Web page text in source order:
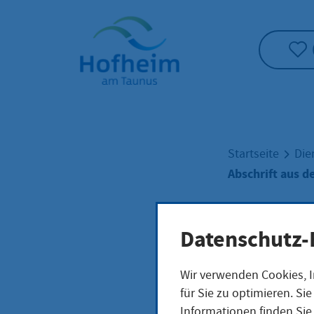
Startseite"
Startseite
Abschrift aus
Wir verwenden
für Sie zu optimieren.